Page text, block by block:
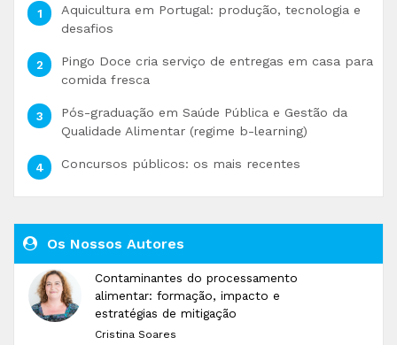
Aquicultura em Portugal: produção, tecnologia e
desafios
Pingo Doce cria serviço de entregas em casa para
comida fresca
Pós-graduação em Saúde Pública e Gestão da
Qualidade Alimentar (regime b-learning)
Concursos públicos: os mais recentes
Os Nossos Autores
Contaminantes do processamento
alimentar: formação, impacto e
estratégias de mitigação
Cristina Soares